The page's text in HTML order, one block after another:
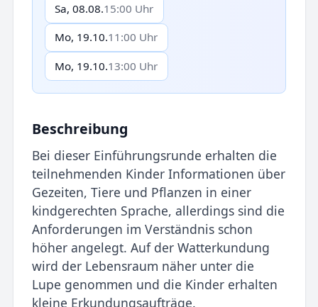
Sa, 08.08.15:00 Uhr
Mo, 19.10.11:00 Uhr
Mo, 19.10.13:00 Uhr
Beschreibung
Bei dieser Einführungsrunde erhalten die
teilnehmenden Kinder Informationen über
Gezeiten, Tiere und Pflanzen in einer
kindgerechten Sprache, allerdings sind die
Anforderungen im Verständnis schon
höher angelegt. Auf der Watterkundung
wird der Lebensraum näher unter die
Lupe genommen und die Kinder erhalten
kleine Erkundungsaufträge.